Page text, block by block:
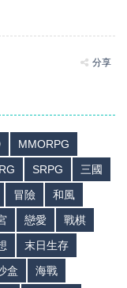
分享
MMORPG
SRPG
三國
冒險
和風
戀愛
戰棋
末日生存
盒
海戰